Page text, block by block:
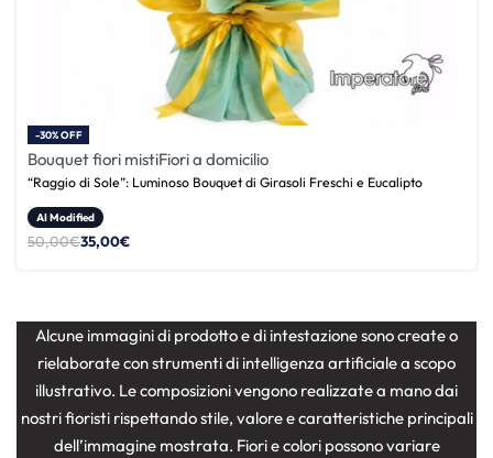
-30% OFF
Bouquet fiori mistiFiori a domicilio
“Raggio di Sole”: Luminoso Bouquet di Girasoli Freschi e Eucalipto
AI Modified
50,00€35,00€
Alcune immagini di prodotto e di intestazione sono create o
rielaborate con strumenti di intelligenza artificiale a scopo
illustrativo. Le composizioni vengono realizzate a mano dai
nostri fioristi rispettando stile, valore e caratteristiche principali
dell’immagine mostrata. Fiori e colori possono variare